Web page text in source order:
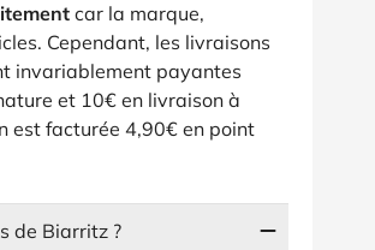
car la marque,
Cependant, les livraisons
invariablement payantes
et 10€ en livraison à
est facturée 4,90€ en point
de Biarritz ?